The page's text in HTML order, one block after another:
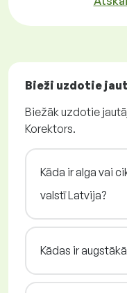
Bieži uzdotie
Biežāk uzdotie
Korektors.
Kāda ir alga vai
valstī Latvija?
Kādas ir